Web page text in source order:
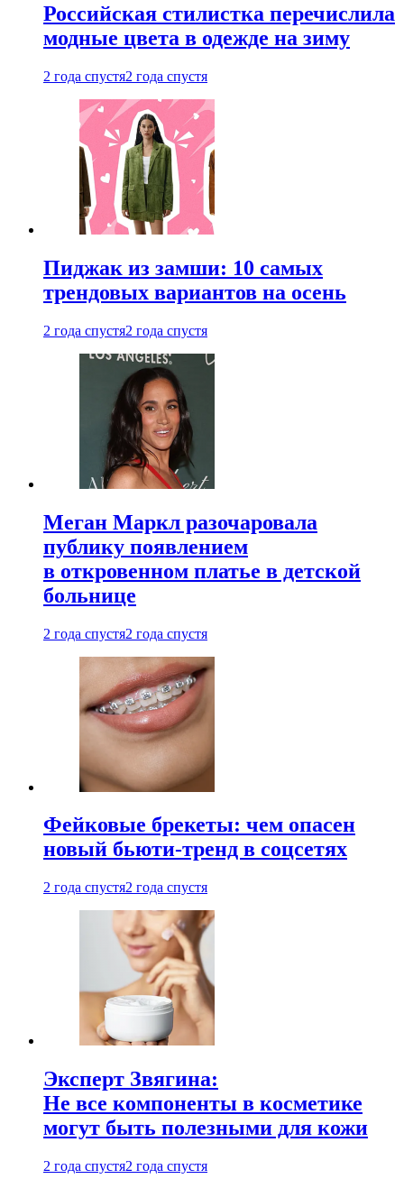
Российская стилистка перечислила
модные цвета в одежде на зиму
2 года спустя2 года спустя
Пиджак из замши: 10 самых
трендовых вариантов на осень
2 года спустя2 года спустя
Меган Маркл разочаровала
публику появлением
в откровенном платье в детской
больнице
2 года спустя2 года спустя
Фейковые брекеты: чем опасен
новый бьюти-тренд в соцсетях
2 года спустя2 года спустя
Эксперт Звягина:
Не все компоненты в косметике
могут быть полезными для кожи
2 года спустя2 года спустя